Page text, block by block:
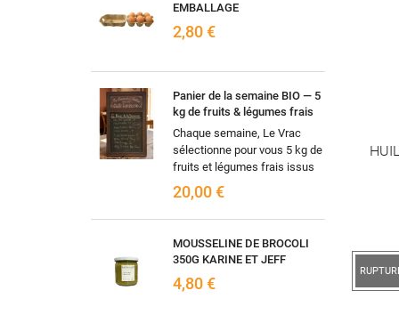
EMBALLAGE
2,80 €
Panier de la semaine BIO — 5
kg de fruits & légumes frais
Chaque semaine, Le Vrac
sélectionne pour vous 5 kg de
fruits et légumes frais issus
de l'agriculture biologique,
selon les arrivages et la...
20,00 €
MOUSSELINE DE BROCOLI
350G KARINE ET JEFF
4,80 €